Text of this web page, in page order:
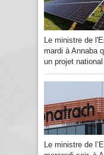
Le ministre de
mardi à Annaba
un projet
Le ministre de